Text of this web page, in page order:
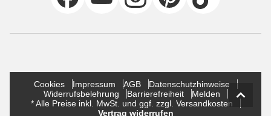
Cookies Impressum AGB
Datenschutzhinweise
Widerrufsbelehrung
Barrierefreiheit
Melden
* Alle Preise inkl. MwSt. und ggf. zzgl. Versandkosten
Vertrag widerrufen